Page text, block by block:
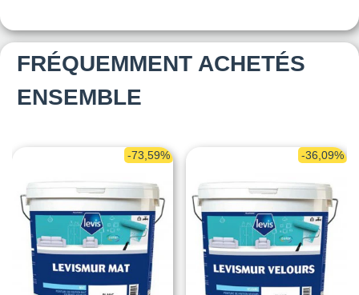
FRÉQUEMMENT ACHETÉS
ENSEMBLE
-73,59% -36,09%